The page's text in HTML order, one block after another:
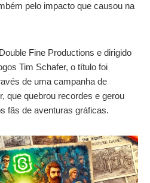
pelo impacto que causou na
Fine Productions e dirigido
Tim Schafer, o título foi
de uma campanha de
que quebrou recordes e gerou
fãs de aventuras gráficas.